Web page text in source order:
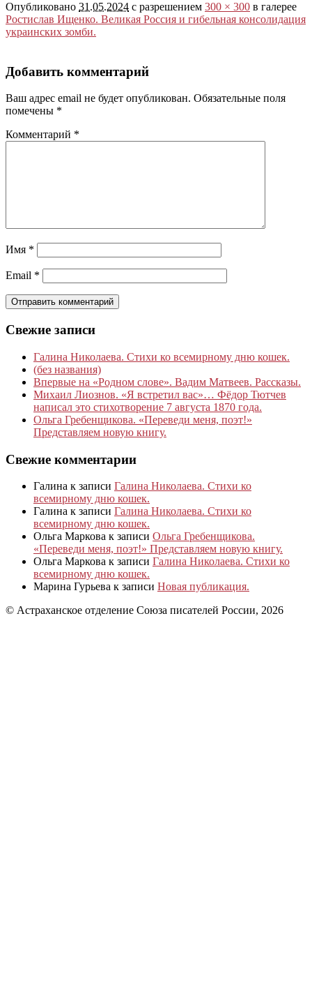
Опубликовано 31.05.2024 с разрешением 300 × 300 в галерее
Ростислав Ищенко. Великая Россия и гибельная консолидация
украинских зомби.
Добавить комментарий
Ваш адрес email не будет опубликован. Обязательные поля
помечены *
Комментарий *
Имя *
Email *
Свежие записи
Галина Николаева. Стихи ко всемирному дню кошек.
(без названия)
Впервые на «Родном слове». Вадим Матвеев. Рассказы.
Михаил Лиознов. «Я встретил вас»… Фёдор Тютчев
написал это стихотворение 7 августа 1870 года.
Ольга Гребенщикова. «Переведи меня, поэт!»
Представляем новую книгу.
Свежие комментарии
Галина к записи Галина Николаева. Стихи ко
всемирному дню кошек.
Галина к записи Галина Николаева. Стихи ко
всемирному дню кошек.
Ольга Маркова к записи Ольга Гребенщикова.
«Переведи меня, поэт!» Представляем новую книгу.
Ольга Маркова к записи Галина Николаева. Стихи ко
всемирному дню кошек.
Марина Гурьева к записи Новая публикация.
© Астраханское отделение Союза писателей России, 2026